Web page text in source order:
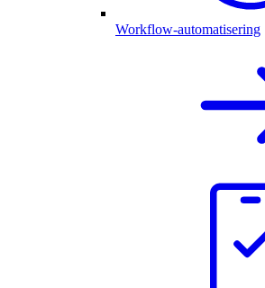
Workflow-automatisering